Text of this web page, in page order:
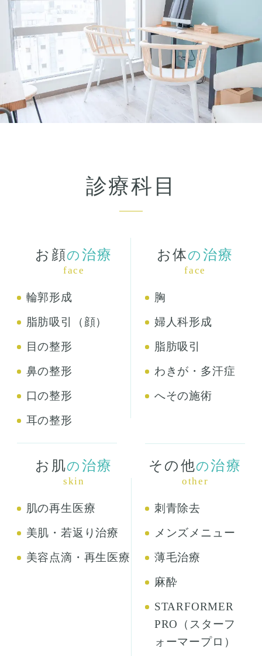
診療科目
お顔の 治療
face
輪郭形成
脂肪吸引（顔）
目の整形
鼻の整形
口の整形
耳の整形
お体の 治療
face
胸
婦人科形成
脂肪吸引
わきが・多汗症
へその施術
お肌の 治療
skin
肌の再生医療
美肌・若返り治療
美容点滴・再生医療
その他の治療
other
刺青除去
メンズメニュー
薄毛治療
麻酔
STARFORMER
PRO（スターフ
ォーマープロ）